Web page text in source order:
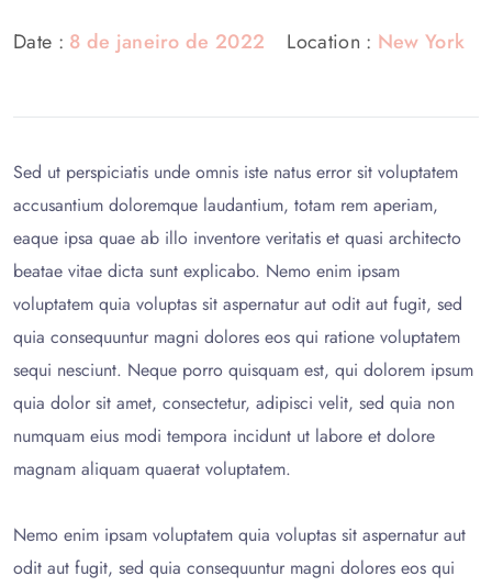
Date : 8 de janeiro de 2022 Location : New York
Sed ut perspiciatis unde omnis iste natus error sit voluptatem
accusantium doloremque laudantium, totam rem aperiam,
eaque ipsa quae ab illo inventore veritatis et quasi architecto
beatae vitae dicta sunt explicabo. Nemo enim ipsam
voluptatem quia voluptas sit aspernatur aut odit aut fugit, sed
quia consequuntur magni dolores eos qui ratione voluptatem
sequi nesciunt. Neque porro quisquam est, qui dolorem ipsum
quia dolor sit amet, consectetur, adipisci velit, sed quia non
numquam eius modi tempora incidunt ut labore et dolore
magnam aliquam quaerat voluptatem.
Nemo enim ipsam voluptatem quia voluptas sit aspernatur aut
odit aut fugit, sed quia consequuntur magni dolores eos qui